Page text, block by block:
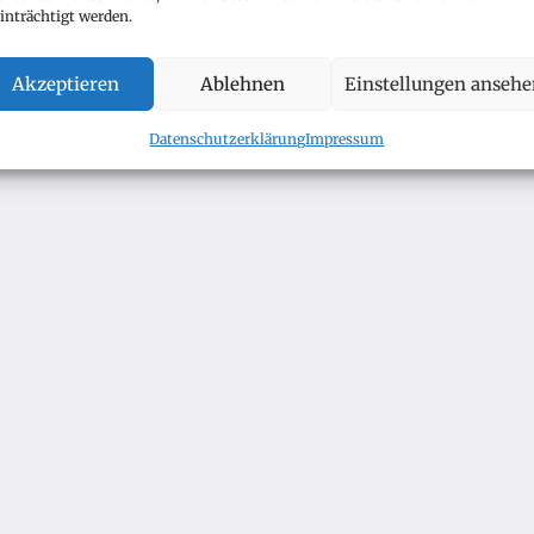
werden.
Akzeptieren Ablehnen Einstellungen
DatenschutzerklärungImpressum